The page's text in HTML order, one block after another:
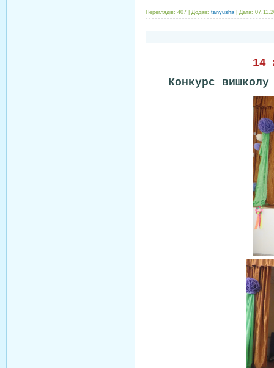
Переглядів: 407 Додав: tanyusha Дата:
14
Конкурс